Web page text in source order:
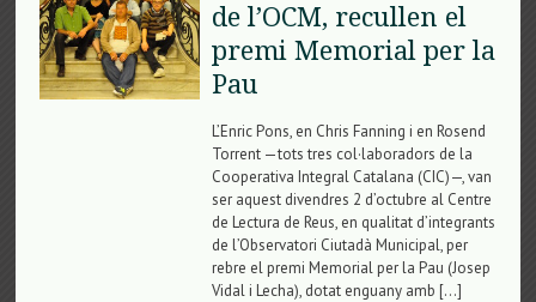
de l’OCM, recullen el
premi Memorial per la
Pau
L’Enric Pons, en Chris Fanning i en Rosend
Torrent —tots tres col·laboradors de la
Cooperativa Integral Catalana (CIC)—, van
ser aquest divendres 2 d’octubre al Centre
de Lectura de Reus, en qualitat d’integrants
de l’Observatori Ciutadà Municipal, per
rebre el premi Memorial per la Pau (Josep
Vidal i Lecha), dotat enguany amb […]